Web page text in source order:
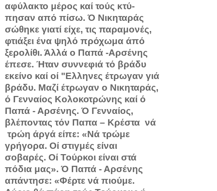
αφύλακτο μέρος καί τούς κτύ­
πησαν από πίσω. Ό Νικηταράς
σώθηκε γιατί είχε, τις παραμο­νές,
φτιάξει ένα ψηλό πρόχωμα άπό
ξερολίθι. Άλλά ο Παπά -Αρσένης
έπεσε. Ήταν συννεφιά τό βράδυ
εκείνο καί οί "Ελλη­νες έτρωγαν γιά
βράδυ. Μαζί έτρωγαν ο Νικηταράς,
ό Γενναίος Κολοκοτρώνης καί ό
Παπά - Αρσένης. Ό Γενναίος,
βλέποντας τόν Παπα – Κρέστα νά
τρώη άργά είπε: «Νά τρώμε
γρήγορα. Οί στιγμές είναι
σοβαρές. Οί Τούρκοι είναι στά
πόδια μας». Ό Παπά - Αρσένης
απάντησε: «Φέρτε νά πιούμε.